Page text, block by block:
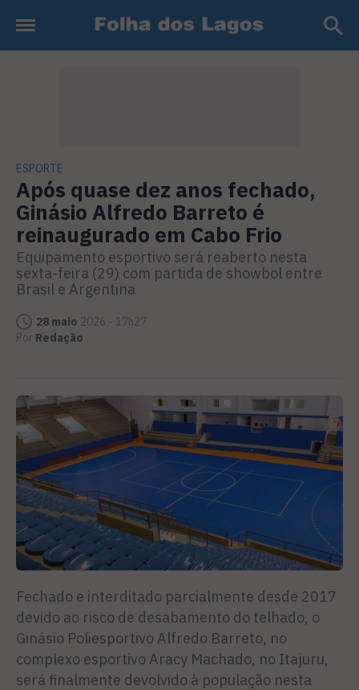
ESPORTE
Após quase dez anos fechado,
Ginásio Alfredo Barreto é
reinaugurado em Cabo Frio
Equipamento esportivo será reaberto nesta
sexta-feira (29) com partida de showbol entre
Brasil e Argentina
28 maio 2026 - 17h27
Por Redação
Fechado e interditado parcialmente desde 2017
devido ao risco de desabamento do telhado, o
Ginásio Poliesportivo Alfredo Barreto, no
complexo esportivo Aracy Machado, no Itajuru,
será finalmente devolvido à população nesta